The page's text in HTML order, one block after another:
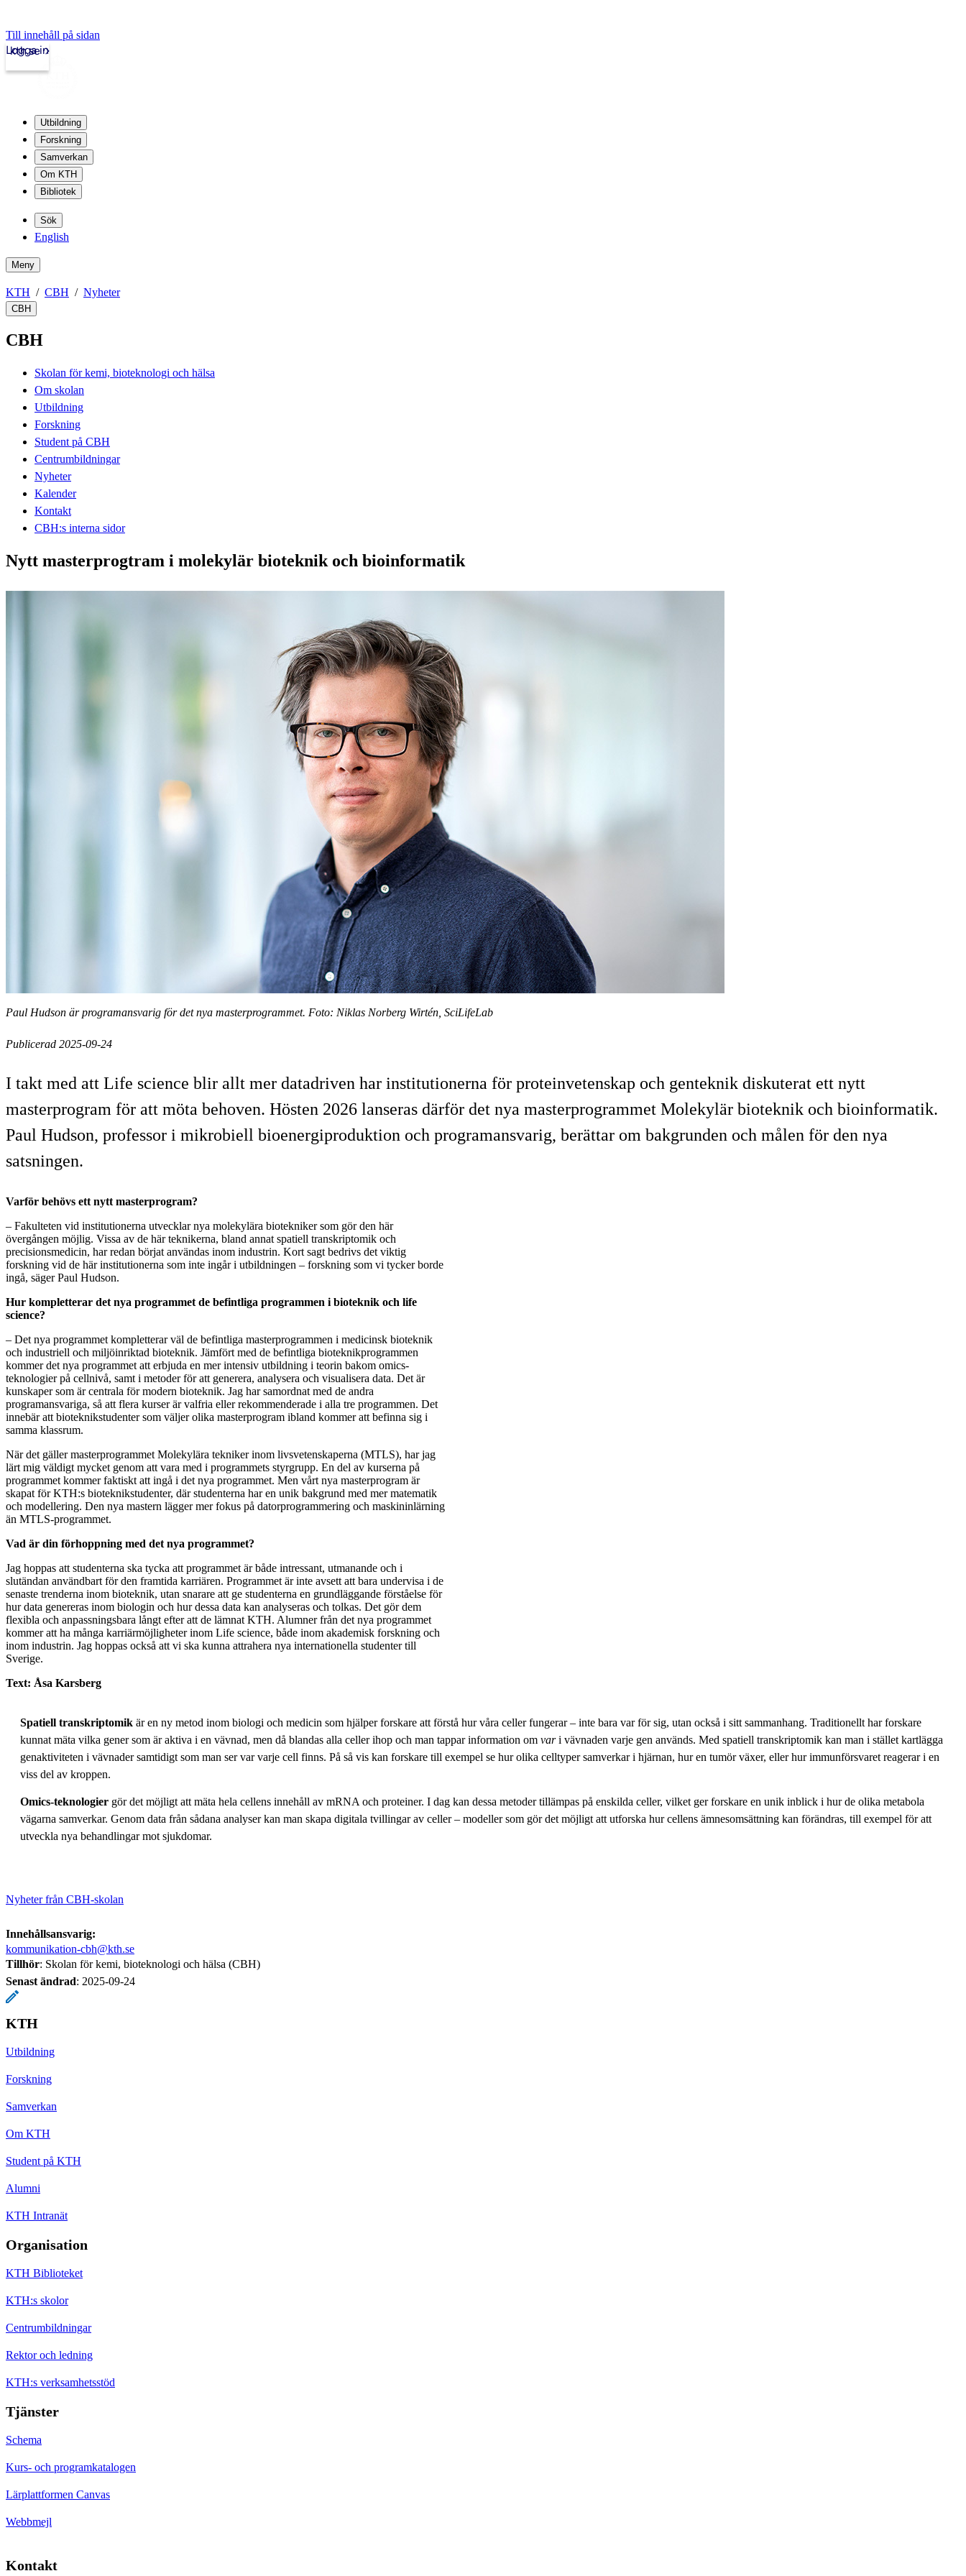
Till innehåll på sidan
kth.se
Logga in
Utbildning
Forskning
Samverkan
Om KTH
Bibliotek
Sök
English
Meny
KTH CBH Nyheter
CBH
CBH
Skolan för kemi, bioteknologi och hälsa
Om skolan
Utbildning
Forskning
Student på CBH
Centrumbildningar
Nyheter
Kalender
Kontakt
CBH:s interna sidor
Nytt masterprogtram i molekylär bioteknik och bioinformatik
Paul Hudson är programansvarig för det nya masterprogrammet. Foto: Niklas Norberg Wirtén, SciLifeLab
Publicerad 2025-09-24
I takt med att Life science blir allt mer datadriven har institutionerna för proteinvetenskap och genteknik diskuterat ett nytt
masterprogram för att möta behoven. Hösten 2026 lanseras därför det nya masterprogrammet Molekylär bioteknik och bioinformatik.
Paul Hudson, professor i mikrobiell bioenergiproduktion och programansvarig, berättar om bakgrunden och målen för den nya
satsningen.
Varför behövs ett nytt masterprogram?
– Fakulteten vid institutionerna utvecklar nya molekylära biotekniker som gör den här
övergången möjlig. Vissa av de här teknikerna, bland annat spatiell transkriptomik och
precisionsmedicin, har redan börjat användas inom industrin. Kort sagt bedrivs det viktig
forskning vid de här institutionerna som inte ingår i utbildningen – forskning som vi tycker borde
ingå, säger Paul Hudson.
Hur kompletterar det nya programmet de befintliga programmen i bioteknik och life
science?
– Det nya programmet kompletterar väl de befintliga masterprogrammen i medicinsk bioteknik
och industriell och miljöinriktad bioteknik. Jämfört med de befintliga bioteknikprogrammen
kommer det nya programmet att erbjuda en mer intensiv utbildning i teorin bakom omics-
teknologier på cellnivå, samt i metoder för att generera, analysera och visualisera data. Det är
kunskaper som är centrala för modern bioteknik. Jag har samordnat med de andra
programansvariga, så att flera kurser är valfria eller rekommenderade i alla tre programmen. Det
innebär att bioteknikstudenter som väljer olika masterprogram ibland kommer att befinna sig i
samma klassrum.
När det gäller masterprogrammet Molekylära tekniker inom livsvetenskaperna (MTLS), har jag
lärt mig väldigt mycket genom att vara med i programmets styrgrupp. En del av kurserna på
programmet kommer faktiskt att ingå i det nya programmet. Men vårt nya masterprogram är
skapat för KTH:s bioteknikstudenter, där studenterna har en unik bakgrund med mer matematik
och modellering. Den nya mastern lägger mer fokus på datorprogrammering och maskininlärning
än MTLS-programmet.
Vad är din förhoppning med det nya programmet?
Jag hoppas att studenterna ska tycka att programmet är både intressant, utmanande och i
slutändan användbart för den framtida karriären. Programmet är inte avsett att bara undervisa i de
senaste trenderna inom bioteknik, utan snarare att ge studenterna en grundläggande förståelse för
hur data genereras inom biologin och hur dessa data kan analyseras och tolkas. Det gör dem
flexibla och anpassningsbara långt efter att de lämnat KTH. Alumner från det nya programmet
kommer att ha många karriärmöjligheter inom Life science, både inom akademisk forskning och
inom industrin. Jag hoppas också att vi ska kunna attrahera nya internationella studenter till
Sverige.
Text: Åsa Karsberg
Spatiell transkriptomik är en ny metod inom biologi och medicin som hjälper forskare att förstå hur våra celler fungerar – inte bara var för sig, utan också i sitt sammanhang. Traditionellt har forskare
kunnat mäta vilka gener som är aktiva i en vävnad, men då blandas alla celler ihop och man tappar information om vari vävnaden varje gen används. Med spatiell transkriptomik kan man i stället kartlägga
genaktiviteten i vävnader samtidigt som man ser var varje cell finns. På så vis kan forskare till exempel se hur olika celltyper samverkar i hjärnan, hur en tumör växer, eller hur immunförsvaret reagerar i en
viss del av kroppen.
Omics-teknologier gör det möjligt att mäta hela cellens innehåll av mRNA och proteiner. I dag kan dessa metoder tillämpas på enskilda celler, vilket ger forskare en unik inblick i hur de olika metabola
vägarna samverkar. Genom data från sådana analyser kan man skapa digitala tvillingar av celler – modeller som gör det möjligt att utforska hur cellens ämnesomsättning kan förändras, till exempel för att
utveckla nya behandlingar mot sjukdomar.
Nyheter från CBH-skolan
Innehållsansvarig:
kommunikation-cbh@kth.se
Tillhör: Skolan för kemi, bioteknologi och hälsa (CBH)
Senast ändrad: 2025-09-24
KTH
Utbildning
Forskning
Samverkan
Om KTH
Student på KTH
Alumni
KTH Intranät
Organisation
KTH Biblioteket
KTH:s skolor
Centrumbildningar
Rektor och ledning
KTH:s verksamhetsstöd
Tjänster
Schema
Kurs- och programkatalogen
Lärplattformen Canvas
Webbmejl
Kontakt